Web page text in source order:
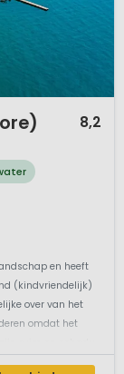
8,2
en heeft
(kindvriendelijk)
over van het
omdat het